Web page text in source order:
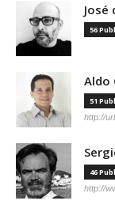
José
56
Aldo
51
http://
46
http://